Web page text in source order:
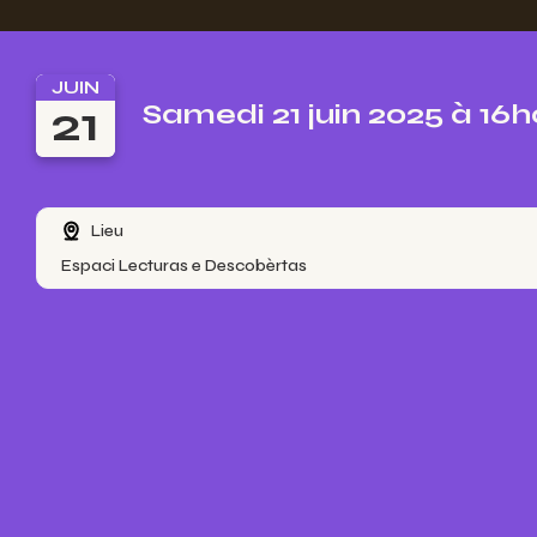
JUIN
21 Samedi 21 juin 2025 à
Lieu
Espaci Lecturas e Descobèrtas